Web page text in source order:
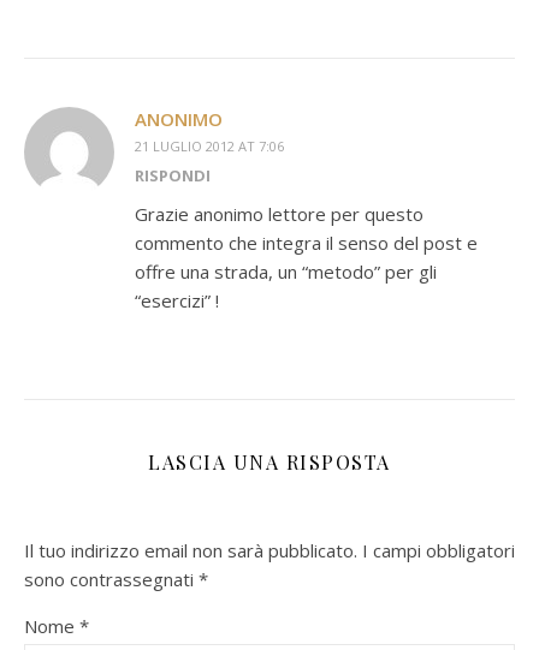
ANONIMO
21 LUGLIO 2012 AT 7:06
RISPONDI
Grazie anonimo lettore per questo
commento che integra il senso del post e
offre una strada, un “metodo” per gli
“esercizi” !
LASCIA UNA RISPOSTA
Il tuo indirizzo email non sarà pubblicato. I campi obbligatori
sono contrassegnati *
Nome *